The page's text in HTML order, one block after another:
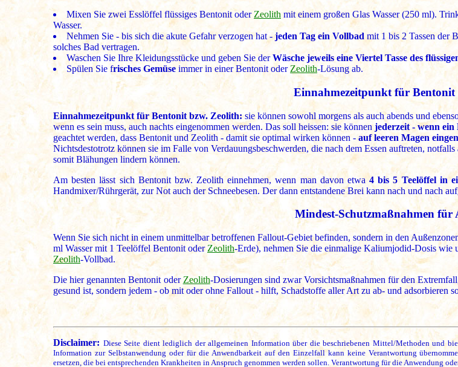
Mixen Sie zwei Esslöffel flüssiges Bentonit oder Zeolith mit einem großen Glas Wasser (250 ml).
Wasser.
Nehmen Sie - bis sich die akute Gefahr verzogen hat -jeden Tag ein Vollbad mit 1 bis 2 Tassen der
solches Bad vertragen.
Waschen Sie Ihre Kleidungsstücke und geben Sie derWäsche jeweils eine Viertel Tasse des
Spülen Sie frisches Gemüse immer in einer Bentonit oder Zeolith-Lösung ab.
Einnahmezeitpunkt für Bentonit
Einnahmezeitpunkt für Bentonit bzw. Zeolith:sie können sowohl morgens als auch abends und
wenn es sein muss, auch nachts eingenommen werden. Das soll heissen: sie können jederzeit - wenn ein
geachtet werden, dass Bentonit und Zeolith - damit sie optimal wirken können -auf leeren Magen
Nichtsdestotrotz können sie im Falle von Verdauungsbeschwerden, die nach dem Essen auftreten,
somit Blähungen lindern können.
Am besten lässt sich Bentonit bzw. Zeolith einnehmen, wenn man davon etwa4 bis 5 Teelöffel in
Handmixer/Rührgerät, zur Not auch der Schneebesen. Der dann entstandene Brei kann nach und nach
Mindest-Schutzmaßnahmen für
Wenn Sie sich nicht in einem unmittelbar betroffenen Fallout-Gebiet befinden, sondern in den
ml Wasser mit 1 Teelöffel Bentonit oder Zeolith-Erde), nehmen Sie die einmalige Kaliumjodid-Dosis wie
Zeolith-Vollbad.
Die hier genannten Bentonit oder Zeolith-Dosierungen sind zwar Vorsichtsmaßnahmen für den
gesund ist, sondern jedem - ob mit oder ohne Fallout - hilft, Schadstoffe aller Art zu ab- und adsorbieren
Disclaimer: Diese Seite dient lediglich der allgemeinen Information über die beschriebenen Mittel/Methoden und
Information zur Selbstanwendung oder für die Anwendbarkeit auf den Einzelfall kann keine Verantwortung
ersetzen, die bei entsprechenden Krankheiten in Anspruch genommen werden sollen. Verantwortung für die Anwendung